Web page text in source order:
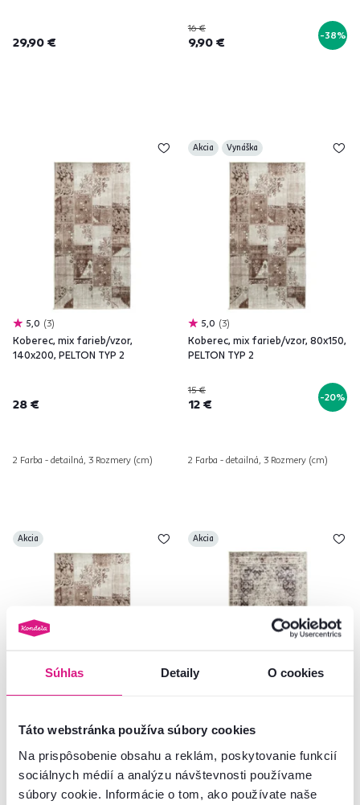
Súhlas Detaily O cookies
Táto webstránka používa súbory cookies
Na prispôsobenie obsahu a reklám, poskytovanie funkcií
sociálnych médií a analýzu návštevnosti používame
súbory cookie. Informácie o tom, ako používate naše
29,90 €
16 €
9,90 € -38%
5,0 3
Koberec, mix farieb/vzor,
140x200, PELTON TYP 2
28 €
2 Farba - detailná, 3 Rozmery (cm)
Akcia Vynáška
5,0 3
Koberec, mix farieb/vzor, 80x150,
PELTON TYP 2
15 €
12 € -20%
2 Farba - detailná, 3 Rozmery (cm)
Akcia
Koberec, mix farieb/vzor,
18 €
14 € -22%
Akcia
Koberec, mix farieb/vzor,
18 €
14 €